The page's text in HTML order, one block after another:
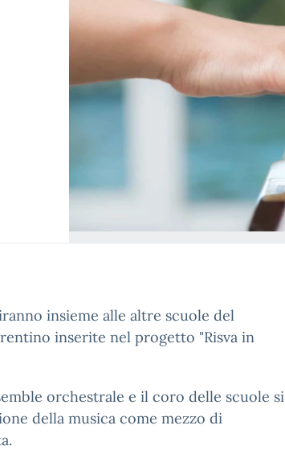
insieme alle altre scuole del
inserite nel progetto "Risva in
orchestrale e il coro delle scuole si
della musica come mezzo di